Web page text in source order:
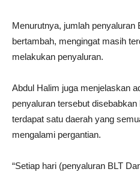
Menurutnya, jumlah penyaluran
bertambah, mengingat masih
melakukan penyaluran.
Abdul Halim juga menjelaskan
penyaluran tersebut
terdapat satu daerah yang
mengalami pergantian.
“Setiap hari (penyaluran BLT